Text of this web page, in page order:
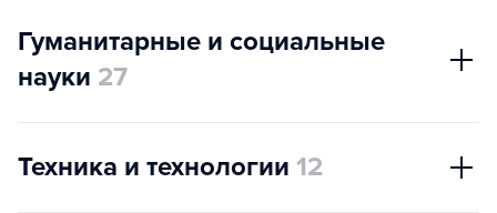
Гуманитарные и социальные
науки 27
Техника и технологии 12